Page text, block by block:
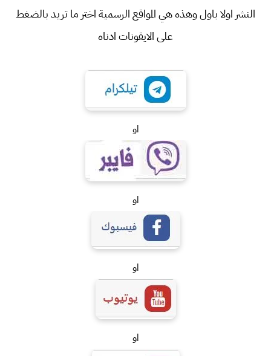
النشر اولا باول وهذه هي المواقع الرسمية اختر ما تريد بالضغط
على الايقونات ادناه
او
او
او
او